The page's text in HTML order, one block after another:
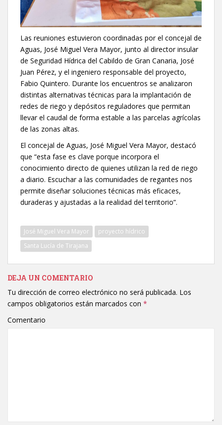
Las reuniones estuvieron coordinadas por el concejal de
Aguas, José Miguel Vera Mayor, junto al director insular
de Seguridad Hídrica del Cabildo de Gran Canaria, José
Juan Pérez, y el ingeniero responsable del proyecto,
Fabio Quintero. Durante los encuentros se analizaron
distintas alternativas técnicas para la implantación de
redes de riego y depósitos reguladores que permitan
llevar el caudal de forma estable a las parcelas agrícolas
de las zonas altas.
El concejal de Aguas, José Miguel Vera Mayor, destacó
que “esta fase es clave porque incorpora el
conocimiento directo de quienes utilizan la red de riego
a diario. Escuchar a las comunidades de regantes nos
permite diseñar soluciones técnicas más eficaces,
duraderas y ajustadas a la realidad del territorio”.
José Miguel Vera Mayor
proyecto hídrico
Santa Lucía de Tirajana
DEJA UN COMENTARIO
Tu dirección de correo electrónico no será publicada. Los
campos obligatorios están marcados con *
Comentario